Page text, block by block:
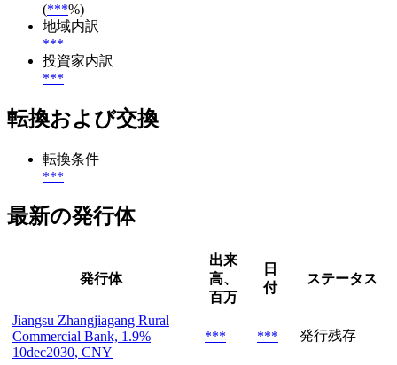
(***%)
地域内訳
***
投資家内訳
***
転換および交換
転換条件
***
最新の発行体
発行体
出来
高、
百万
日
付
ステータス
Jiangsu Zhangjiagang Rural
Commercial Bank, 1.9%
10dec2030, CNY
*** *** 発行残存